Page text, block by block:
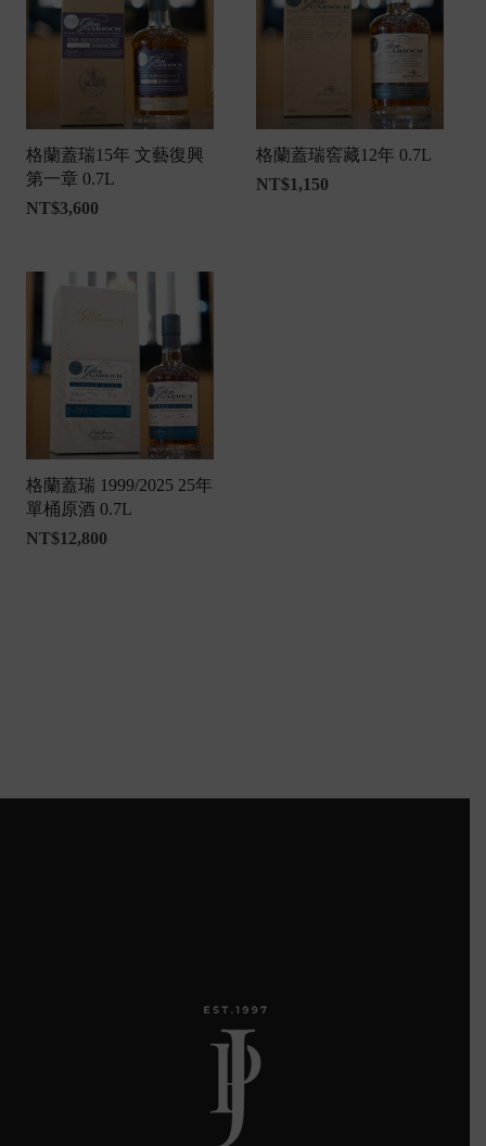
格蘭蓋瑞15年 文藝復興
第一章 0.7L
NT$3,600
格蘭蓋瑞窖藏12年 0.7L
NT$1,150
格蘭蓋瑞 1999/2025 25年
單桶原酒 0.7L
NT$12,800